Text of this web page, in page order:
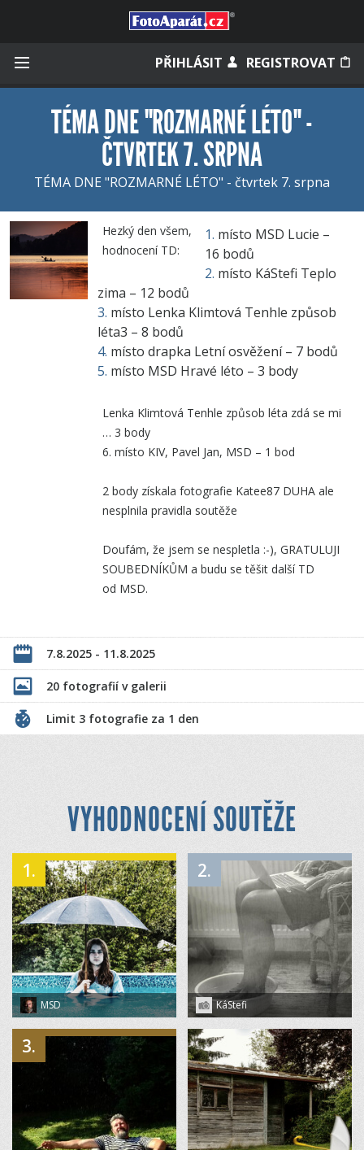
PŘIHLÁSIT REGISTROVAT
Zapamatovat
Měli jste účet na starém webu?
TÉMA DNE "ROZMARNÉ LÉTO" -
ČTVRTEK 7. SRPNA
TÉMA DNE "ROZMARNÉ LÉTO" - čtvrtek 7. srpna
Hezký den všem,
hodnocení TD:
místo MSD Lucie –
16 bodů
místo KáStefi Teplo
zima – 12 bodů
místo Lenka Klimtová Tenhle způsob
léta3 – 8 bodů
místo drapka Letní osvěžení – 7 bodů
místo MSD Hravé léto – 3 body
Lenka Klimtová Tenhle způsob léta zdá se mi
… 3 body
6. místo KIV, Pavel Jan, MSD – 1 bod
2 body získala fotografie Katee87 DUHA ale
nesplnila pravidla soutěže
Doufám, že jsem se nespletla :-), GRATULUJI
SOUBEDNÍKŮM a budu se těšit další TD
od MSD.
7.8.2025 - 11.8.2025
20 fotografií v galerii
Limit 3 fotografie za 1 den
VYHODNOCENÍ SOUTĚŽE
1.
MSD
2.
KáStefi
3.